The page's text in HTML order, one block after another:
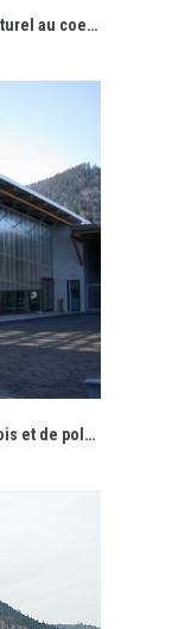
Les cours plantées prolongent le paysage naturel au coeur de l'édifice.
A l'est, sur cour, la majestueuse façade de bois et de polycarbonate s'ouvre par un haut passage et sa forêt de poteaux.